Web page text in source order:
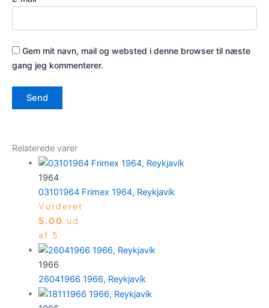
Gem mit navn, mail og websted i denne browser til næste
gang jeg kommenterer.
Relaterede varer
1964
03101964 Frimex 1964, Reykjavík
Vurderet
5.00 ud
af 5
1966
26041966 1966, Reykjavík